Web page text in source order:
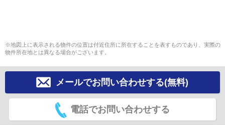
※地図上に表示される物件の位置は付近住所に所在することを表すものであり、実際の
物件所在地とは異なる場合がございます。
メールでお問い合わせする(無料)
電話でお問い合わせする